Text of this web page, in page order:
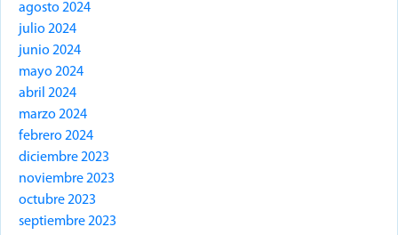
agosto 2024
julio 2024
junio 2024
mayo 2024
abril 2024
marzo 2024
febrero 2024
diciembre 2023
noviembre 2023
octubre 2023
septiembre 2023